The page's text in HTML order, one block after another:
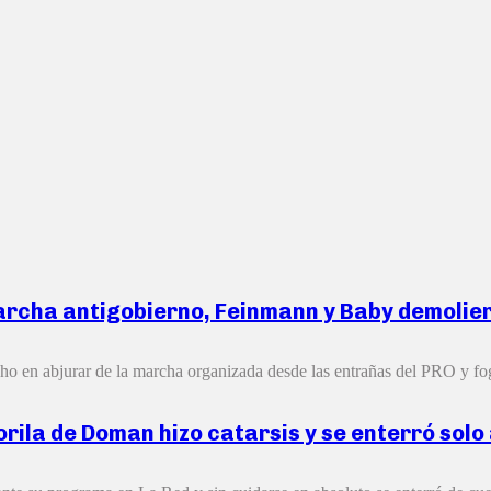
antigobierno, Feinmann y Baby
en abjurar de la marcha organizada desde las entrañas del PRO y
de Doman hizo catarsis y se enterró